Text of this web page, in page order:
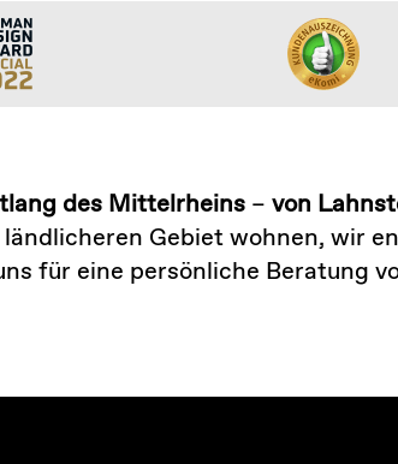
des Mittelrheins – von
Gebiet wohnen, wir
für eine persönliche Beratung